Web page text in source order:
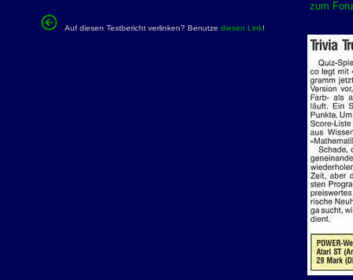
zum
Auf diesen Testbericht verlinken? Benutze diesen Link!